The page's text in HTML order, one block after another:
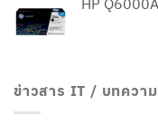
ข่าวสาร IT / บทความ